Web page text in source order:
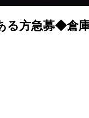
る方急募◆倉